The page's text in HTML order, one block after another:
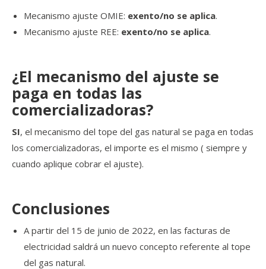
Mecanismo ajuste OMIE: exento/no se aplica.
Mecanismo ajuste REE: exento/no se aplica.
¿El mecanismo del ajuste se
paga en todas las
comercializadoras?
SI, el mecanismo del tope del gas natural se paga en todas
los comercializadoras, el importe es el mismo ( siempre y
cuando aplique cobrar el ajuste).
Conclusiones
A partir del 15 de junio de 2022, en las facturas de
electricidad saldrá un nuevo concepto referente al tope
del gas natural.